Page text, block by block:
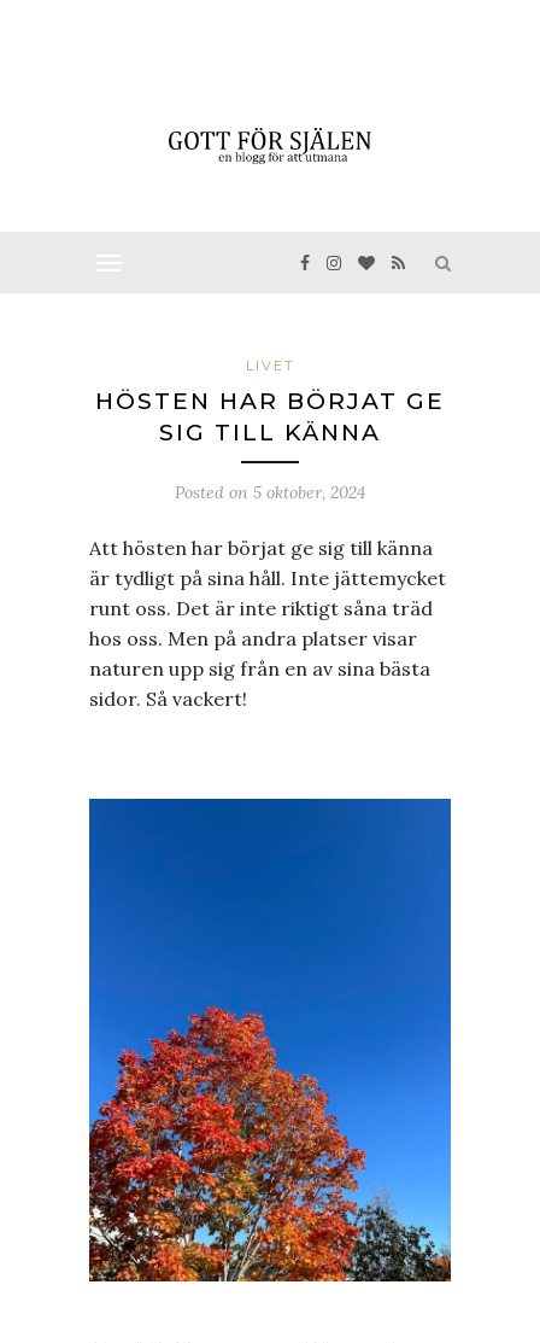
LIVET
HÖSTEN HAR BÖRJAT GE
SIG TILL KÄNNA
Posted on 5 oktober, 2024
Att hösten har börjat ge sig till känna
är tydligt på sina håll. Inte jättemycket
runt oss. Det är inte riktigt såna träd
hos oss. Men på andra platser visar
naturen upp sig från en av sina bästa
sidor. Så vackert!